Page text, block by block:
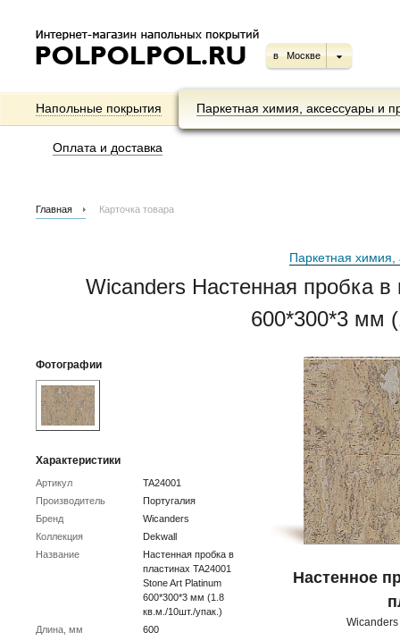
в Москве
Напольные покрытия Паркетная химия, аксессуары и
Оплата и доставка
Главная Карточка товара
Паркетная химия,
Wicanders Настенная пробка
600*300*3 мм
Фотографии
Характеристики
Артикул
TA24001
Производитель
Португалия
Бренд
Wicanders
Коллекция
Dekwall
Название
Настенная пробка в
пластинах TA24001
Stone Art Platinum
600*300*3 мм (1.8
кв.м./10шт./упак.)
Длина, мм
600
Настенное